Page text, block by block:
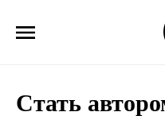
Стать